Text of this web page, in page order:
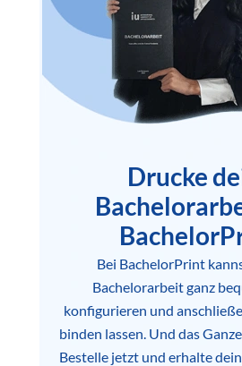
Drucke
Bei BachelorPrint
Bachelorarbeit ganz
konfigurieren und
binden lassen. Und das
Bestelle jetzt und erhalte